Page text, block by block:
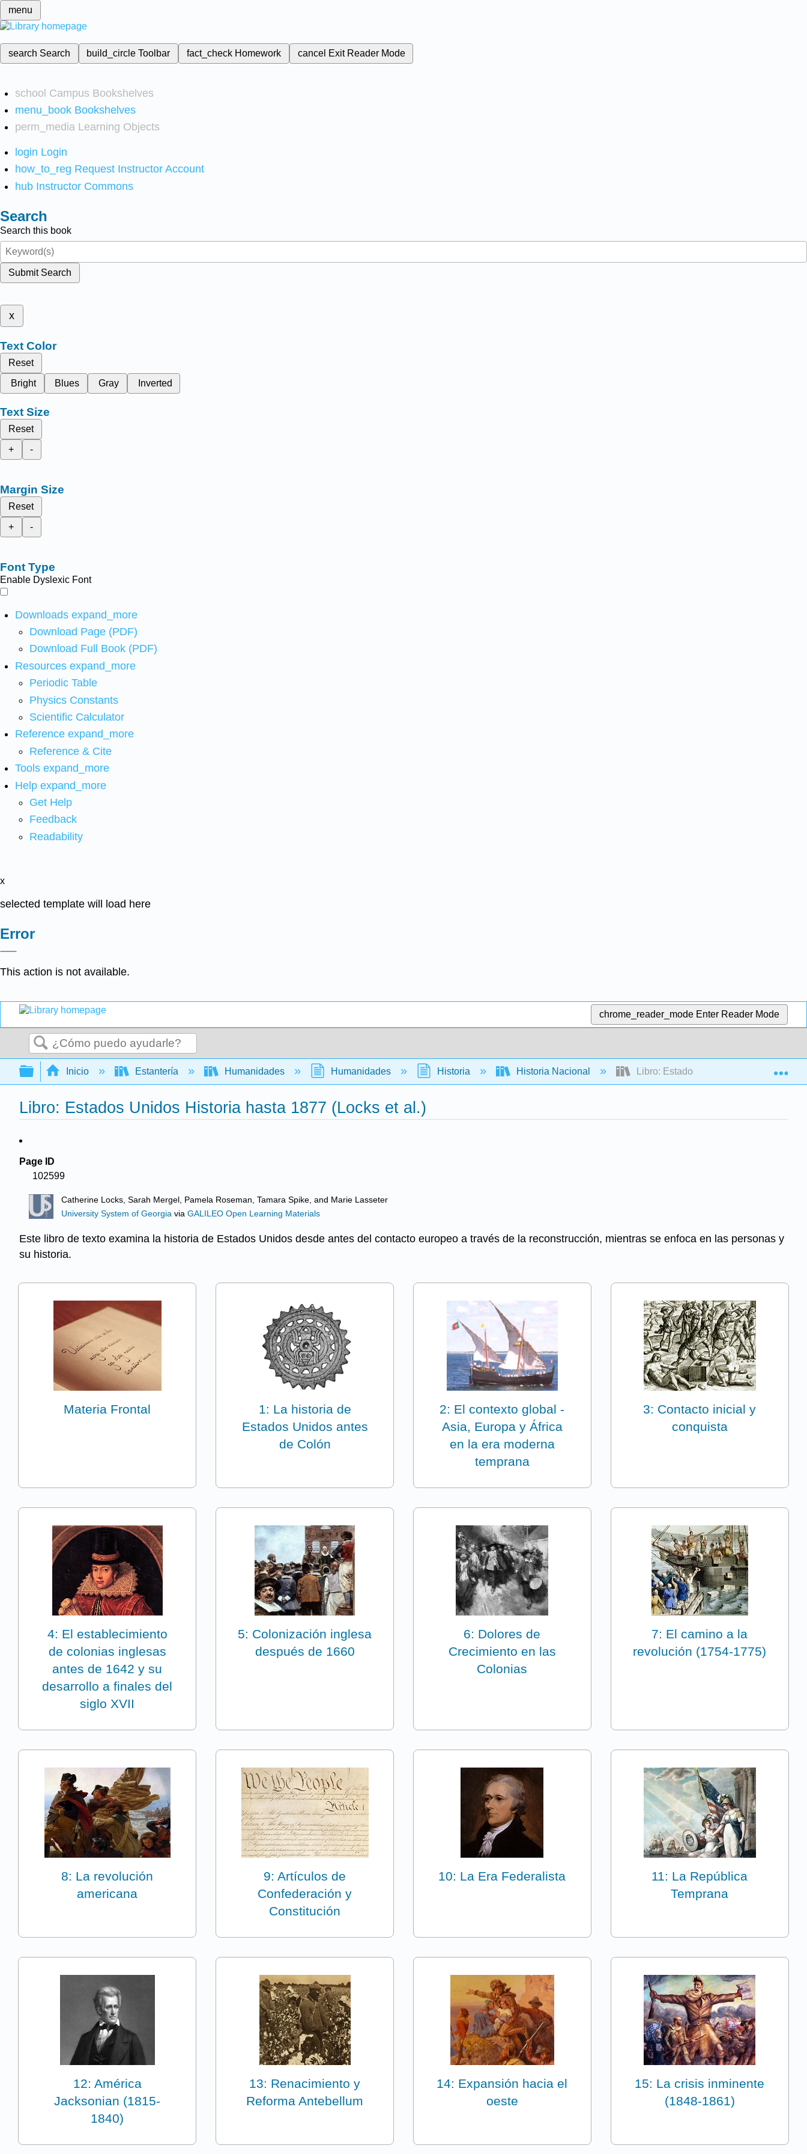
menu
search Search build_circleToolbar fact_check Homework cancel Exit Reader Mode
school Campus Bookshelves
menu_book Bookshelves
perm_media Learning Objects
login Login
how_to_reg Request Instructor Account
hub Instructor Commons
Search
Search this book
Submit Search
x
Text Color
Reset
Bright
Blues Gray Inverted
Text Size
Reset
+
-
Margin Size
Reset
+
-
Font Type
Enable Dyslexic Font
Downloads expand_more
Download Page (PDF)
Download Full Book (PDF)
Resources expand_more
Periodic Table
Physics Constants
Scientific Calculator
Reference expand_more
Reference & Cite
Tools expand_more
Help expand_more
Get Help
Feedback
Readability
x
selected template will load here
Error
This action is not available.
chrome_reader_mode Enter Reader Mode
Buscar
Expandir/contraer jerarquía global
Inicio Estantería Humanidades Humanidades Historia Historia Nacional Libro: Estados Unidos Historia hasta
Libro: Estados Unidos Historia hasta 1877 (Locks et al.)
Page ID
102599
Catherine Locks, Sarah Mergel, Pamela Roseman, Tamara Spike, and Marie Lasseter
University System of Georgia viaGALILEO Open Learning Materials
Este libro de texto examina la historia de Estados Unidos desde antes del contacto europeo a través de la reconstrucción, mientras se enfoca en las personas y
su historia.
Materia Frontal
1: La historia de
Estados Unidos antes
de Colón
2: El contexto global -
Asia, Europa y África
en la era moderna
temprana
3: Contacto inicial y
conquista
4: El establecimiento
de colonias inglesas
antes de 1642 y su
desarrollo a finales del
siglo XVII
5: Colonización inglesa
después de 1660
6: Dolores de
Crecimiento en las
Colonias
7: El camino a la
revolución (1754-1775)
8: La revolución
americana
9: Artículos de
Confederación y
Constitución
10: La Era Federalista
11: La República
Temprana
12: América
Jacksonian (1815-
1840)
13: Renacimiento y
Reforma Antebellum
14: Expansión hacia el
oeste
15: La crisis inminente
(1848-1861)